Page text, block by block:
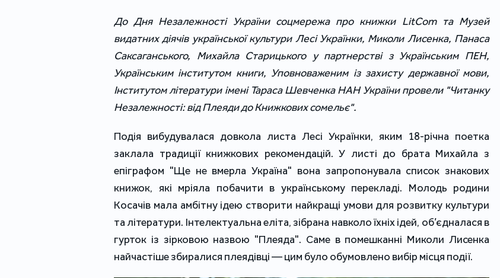
До Дня Незалежності України соцмережа про книжки LitCom та Музей
видатних діячів української культури Лесі Українки, Миколи Лисенка, Панаса
Саксаганського, Михайла Старицького у партнерстві з Українським ПЕН,
Українським інститутом книги, Уповноваженим із захисту державної мови,
Інститутом літератури імені Тараса Шевченка НАН України провели "Читанку
Незалежності: від Плеяди до Книжкових сомельє".
Подія вибудувалася довкола листа Лесі Українки, яким 18-річна поетка
заклала традиції книжкових рекомендацій. У листі до брата Михайла з
епіграфом "Ще не вмерла Україна" вона запропонувала список знакових
книжок, які мріяла побачити в українському перекладі. Молодь родини
Косачів мала амбітну ідею створити найкращі умови для розвитку культури
та літератури. Інтелектуальна еліта, зібрана навколо їхніх ідей, об’єдналася в
гурток із зірковою назвою "Плеяда". Саме в помешканні Миколи Лисенка
найчастіше збиралися плеядівці — цим було обумовлено вибір місця події.